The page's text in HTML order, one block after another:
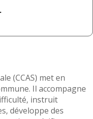
(CCAS) met en
Il accompagne
instruit
développe des